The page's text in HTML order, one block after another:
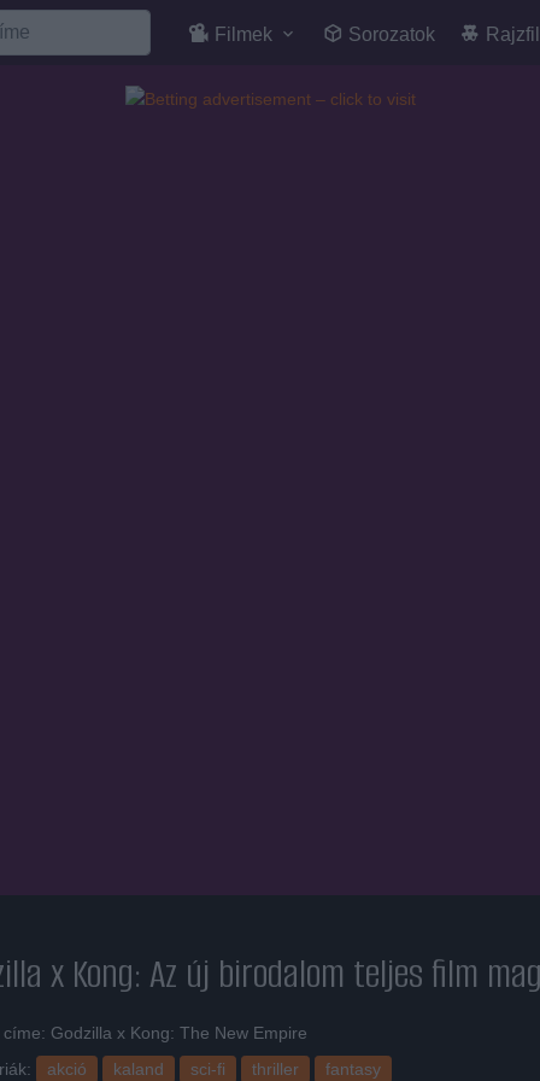
Filmek Sorozatok
x Kong: Az új birodalom teljes film
Godzilla x Kong: The New Empire
akció kaland sci-fi thriller
fantasy